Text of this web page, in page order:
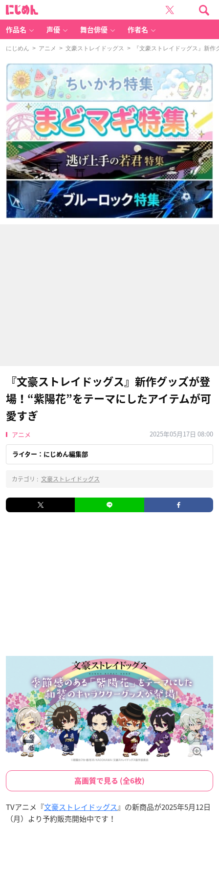
作品名 声優 舞台俳優 作者名
にじめん > アニメ > 文豪ストレイドッグス > 『文豪ストレイドッグス』新作
『文豪ストレイドッグス』新作グッズが登
場！“紫陽花”をテーマにしたアイテムが可
愛すぎ
アニメ 2025年05月17日 08:00
ライター：にじめん編集部
カテゴリ : 文豪ストレイドッグス
高画質で見る (全6枚)
TVアニメ『文豪ストレイドッグス』の新商品が2025年5月12日
（月）より予約販売開始中です！